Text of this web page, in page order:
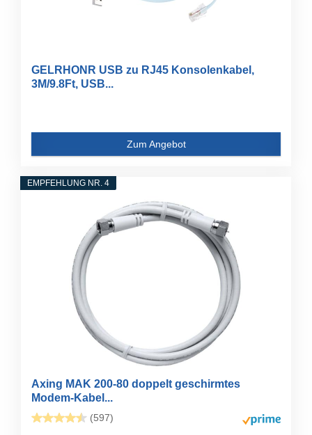
GELRHONR USB zu RJ45 Konsolenkabel,
3M/9.8Ft, USB...
Zum Angebot
EMPFEHLUNG NR. 4
Axing MAK 200-80 doppelt geschirmtes
Modem-Kabel...
(597)